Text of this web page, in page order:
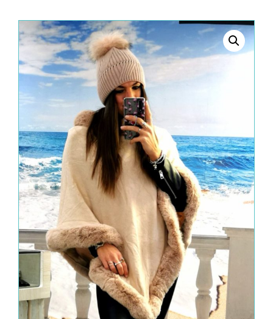
BORSE MARE E POCHETTES